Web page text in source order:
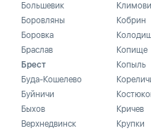
Большевик
Боровляны
Боровка
Браслав
Брест
Буда-Кошелево
Буйничи
Быхов
Верхнедвинск
Кобрин
Копище
Копыль
Кричев
Крупки